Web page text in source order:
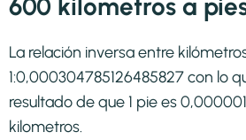
La relación inversa entre
1:0,000304785126485827 con lo
resultado de que 1 pie es
kilometros.